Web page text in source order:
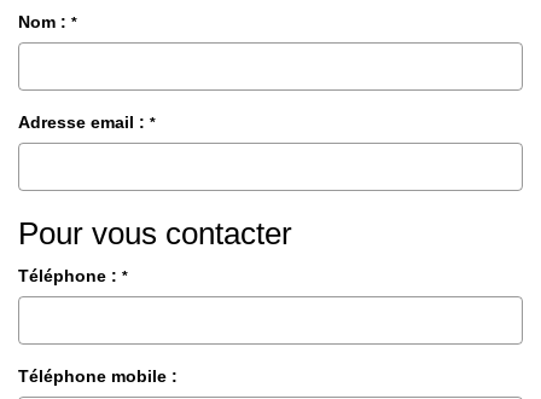
Nom : *
Adresse email : *
Pour vous contacter
Téléphone : *
Téléphone mobile :